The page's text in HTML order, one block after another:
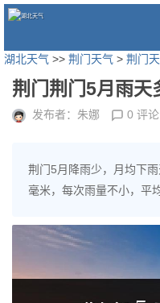
湖北天气 >> 荆门天气 > 荆门
荆门荆门5月雨天
发布者：朱娜 0 评论
荆门5月降雨少，月均下
毫米，每次雨量不小，平